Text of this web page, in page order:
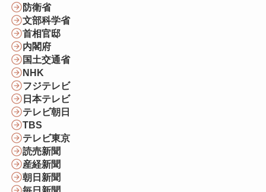
防衛省
文部科学省
首相官邸
内閣府
国土交通省
NHK
フジテレビ
日本テレビ
テレビ朝日
TBS
テレビ東京
読売新聞
産経新聞
朝日新聞